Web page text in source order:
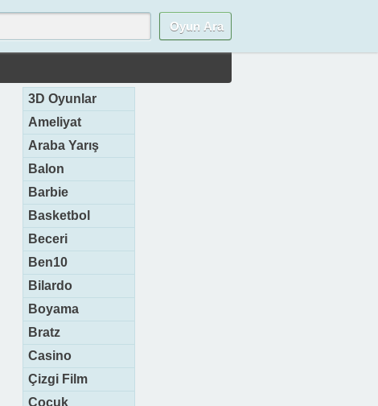
3D Oyunlar
Ameliyat
Araba Yarış
Balon
Barbie
Basketbol
Beceri
Ben10
Bilardo
Boyama
Bratz
Casino
Çizgi Film
Çocuk